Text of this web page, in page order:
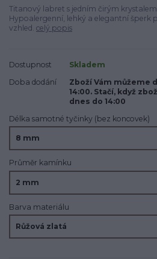
Titanový labret s jedním čirým
Hypoalergenní, lehký a elegantní šperk
vzhled. celý popis
Dostupnost
Skladem
Doba dodání
Zboží Vám můžeme
14:00. Stačí, když
dnes do 14:00
Délka samotné tyčinky (bez koncovek)
Průměr kamínku
Barva materiálu